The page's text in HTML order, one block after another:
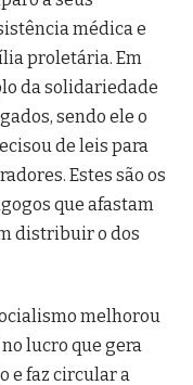
médica e
proletária. Em
da solidariedade
sendo ele o
de leis para
Estes são os
que afastam
distribuir o dos
melhorou
lucro que gera
e faz circular a